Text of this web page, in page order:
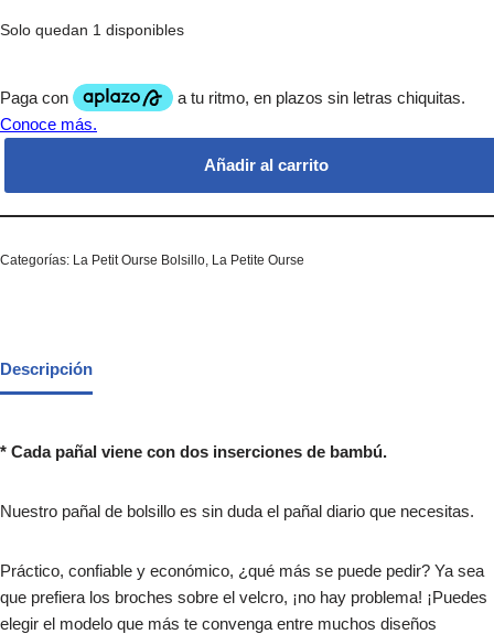
Solo quedan 1 disponibles
Añadir al carrito
Categorías: La Petit Ourse Bolsillo La Petite Ourse
Descripción
* Cada pañal viene con dos inserciones de bambú.
Nuestro pañal de bolsillo es sin duda el pañal diario que necesitas.
Práctico, confiable y económico, ¿qué más se puede pedir? Ya sea
que prefiera los broches sobre el velcro, ¡no hay problema! ¡Puedes
elegir el modelo que más te convenga entre muchos diseños